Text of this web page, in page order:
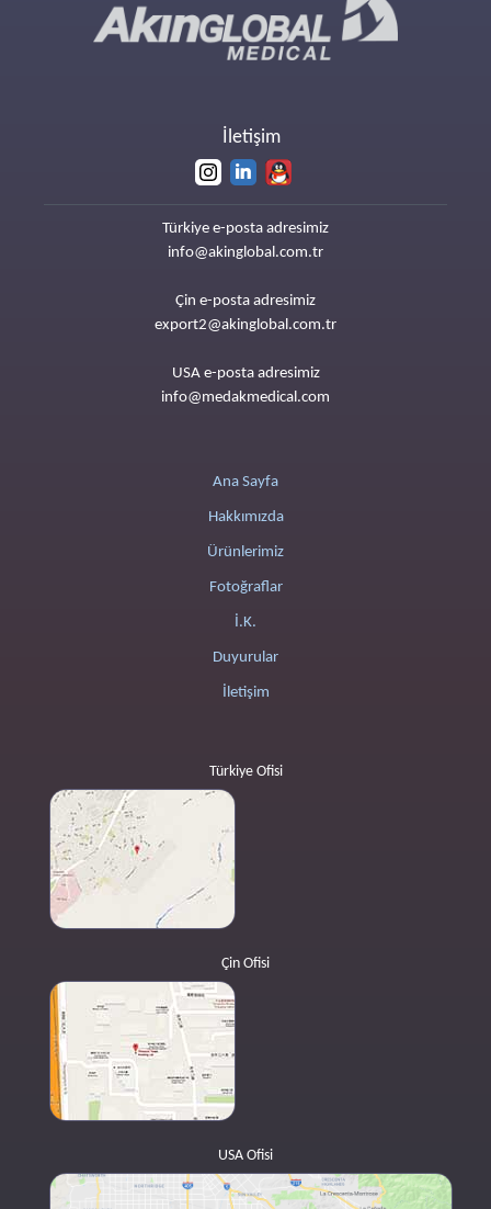
İletişim
Türkiye e-posta adresimiz
info@akinglobal.com.tr
Çin e-posta adresimiz
export2@akinglobal.com.tr
USA e-posta adresimiz
info@medakmedical.com
Ana Sayfa
Hakkımızda
Ürünlerimiz
Fotoğraflar
İ.K.
Duyurular
İletişim
Türkiye Ofisi
Çin Ofisi
USA Ofisi